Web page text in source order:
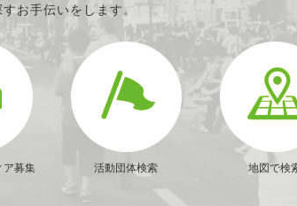
お手伝いをします。
ア募集 活動団体検索 地図で検